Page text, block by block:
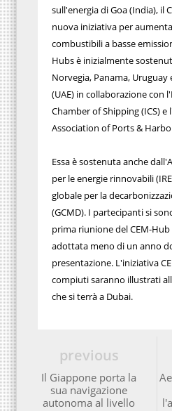
sull'energia di Goa (India), il
nuova iniziativa per
combustibili a basse
Hubs è inizialmente
Norvegia, Panama,
(UAE) in collaborazione con
Chamber of Shipping (ICS)
Association of Ports &
Essa è sostenuta anche
per le energie rinnovabili
globale per la
(GCMD). I partecipanti si
prima riunione del CEM-
adottata meno di un anno
presentazione. L'iniziativa
compiuti saranno illustrati
che si terrà a Dubai.
previous
Il Giappone porta la
sua navigazione
autonoma al livello